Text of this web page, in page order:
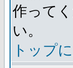
作って
い。
トップ